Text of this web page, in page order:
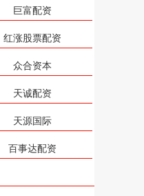
巨富配资
红涨股票配资
众合资本
天诚配资
天源国际
百事达配资